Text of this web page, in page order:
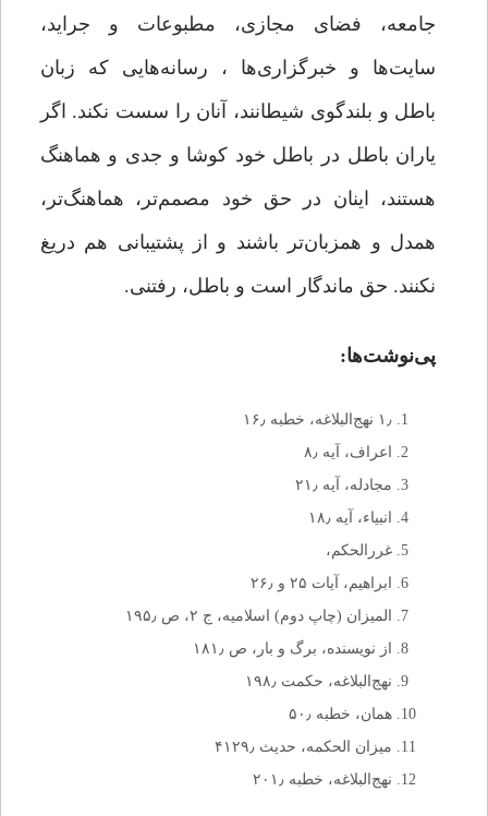
جامعه، فضای مجازی، مطبوعات و جراید،
سایت‌ها و خبرگزاری‌ها ، رسانه‌هایی که زبان
باطل و بلندگوی شیطانند، آنان را سست نکند. اگر
یاران باطل در باطل خود کوشا و جدی و هماهنگ
هستند، اینان در حق خود مصمم‌تر، هماهنگ‌تر،
همدل و همزبان‌تر باشند و از پشتیبانی هم دریغ
نکنند. حق ماندگار است و باطل، رفتنی.
پی‌نوشت‌ها:
۱٫ نهج‌البلاغه، خطبه ۱۶٫
اعراف، آیه ۸٫
مجادله، آیه ۲۱٫
انبیاء، آیه ۱۸٫
غررالحکم،
ابراهیم، آیات ۲۵ و ۲۶٫
المیزان (چاپ دوم) اسلامیه، ج ۲، ص ۱۹۵٫
از نویسنده، برگ و بار، ص ۱۸۱٫
نهج‌البلاغه، حکمت ۱۹۸٫
همان، خطبه ۵۰٫
میزان الحکمه، حدیث ۴۱۲۹٫
نهج‌البلاغه، خطبه ۲۰۱٫